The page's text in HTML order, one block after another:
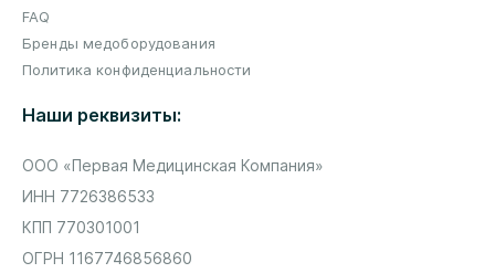
FAQ
Бренды медоборудования
Политика конфиденциальности
Наши реквизиты:
ООО «Первая Медицинская Компания»
ИНН 7726386533
КПП 770301001
ОГРН 1167746856860